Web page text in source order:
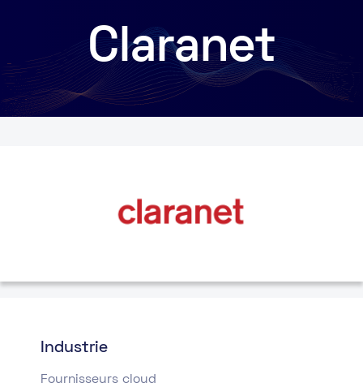
Claranet
Industrie
Fournisseurs cloud